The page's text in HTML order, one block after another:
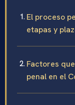
El proceso
etapas y
Factores
penal en el